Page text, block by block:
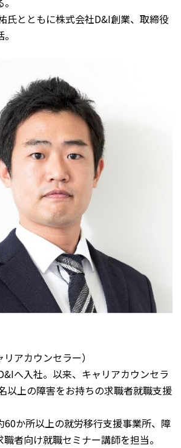
氏とともに株式会社D&I創業、取締役
アカウンセラー）
へ入社。以来、キャリアカウンセラ
以上の障害をお持ちの求職者就職支援
60か所以上の就労移行支援事業所、障
者向け就職セミナー講師を担当。